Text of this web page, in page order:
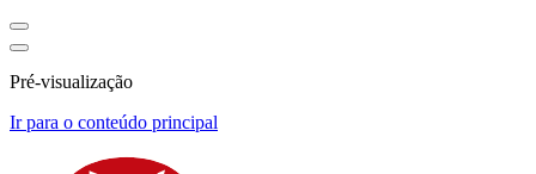
Pré-visualização
Ir para o conteúdo principal